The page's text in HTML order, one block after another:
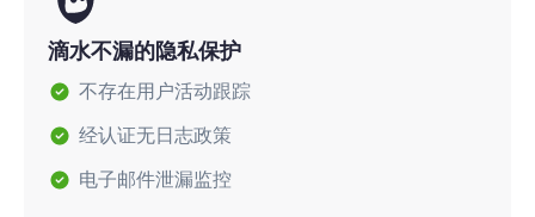
滴水不漏的隐私保护
不存在用户活动跟踪
经认证无日志政策
电子邮件泄漏监控